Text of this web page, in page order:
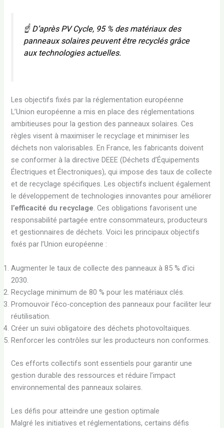
☝️ D’après PV Cycle, 95 % des matériaux des
panneaux solaires peuvent être recyclés grâce
aux technologies actuelles.
Les objectifs fixés par la réglementation européenne
L’Union européenne a mis en place des réglementations
ambitieuses pour la gestion des panneaux solaires. Ces
règles visent à maximiser le recyclage et minimiser les
déchets non valorisables. En France, les fabricants doivent
se conformer à la directive DEEE (Déchets d’Équipements
Électriques et Électroniques), qui impose des taux de collecte
et de recyclage spécifiques. Les objectifs incluent également
le développement de technologies innovantes pour améliorer
l’efficacité du recyclage. Ces obligations favorisent une
responsabilité partagée entre consommateurs, producteurs
et gestionnaires de déchets. Voici les principaux objectifs
fixés par l’Union européenne :
Augmenter le taux de collecte des panneaux à 85 % d’ici
2030.
Recyclage minimum de 80 % pour les matériaux clés.
Promouvoir l’éco-conception des panneaux pour faciliter leur
réutilisation.
Créer un suivi obligatoire des déchets photovoltaïques.
Renforcer les contrôles sur les producteurs non conformes.
Ces efforts collectifs sont essentiels pour garantir une
gestion durable des ressources et réduire l’impact
environnemental des panneaux solaires.
Les défis pour atteindre une gestion optimale
Malgré les initiatives et réglementations, certains défis